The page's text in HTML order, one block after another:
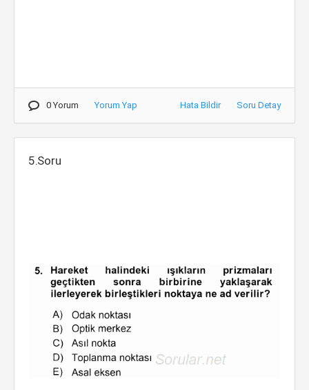
0 Yorum Yorum Yap Hata Bildir Soru Detay
5.Soru